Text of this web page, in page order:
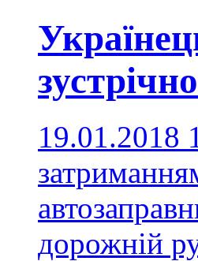
19.01.2018
дорожній